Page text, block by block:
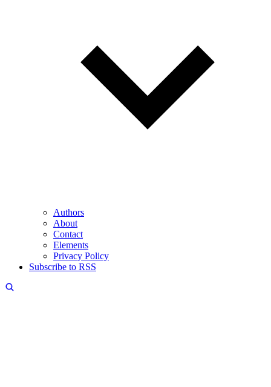
Authors
About
Contact
Elements
Privacy Policy
Subscribe to RSS